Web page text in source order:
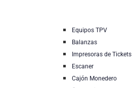
Equipos TPV
Balanzas
Impresoras de Tickets
Escaner
Cajón Monedero